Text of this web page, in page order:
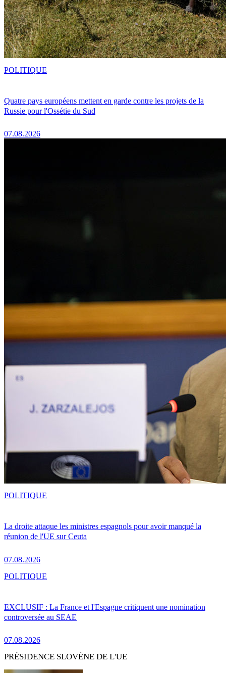
Quatre pays européens mettent en garde contre les projets de la
Russie pour l'Ossétie du Sud
07.08.2026
POLITIQUE
La droite attaque les ministres espagnols pour avoir manqué la
réunion de l'UE sur Ceuta
07.08.2026
POLITIQUE
EXCLUSIF : La France et l'Espagne critiquent une nomination
controversée au SEAE
07.08.2026
POLITIQUE
PRÉSIDENCE SLOVÈNE DE L'UE